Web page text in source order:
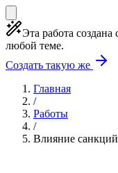
Эта работа
любой теме.
Создать такую же
Главная
/
Работы
/
Влияние